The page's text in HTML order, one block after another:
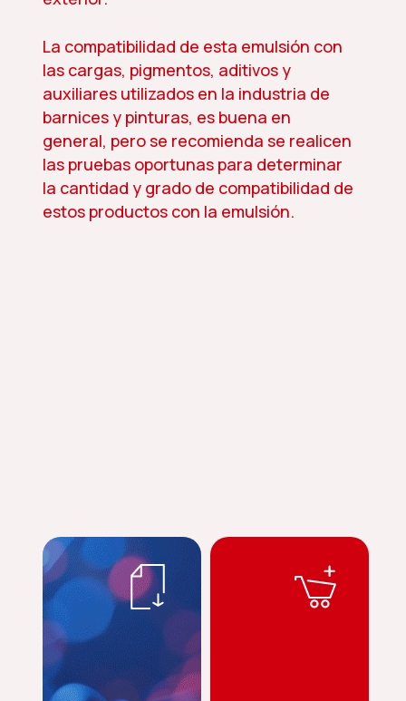
La compatibilidad de esta emulsión con
las cargas, pigmentos, aditivos y
auxiliares utilizados en la industria de
barnices y pinturas, es buena en
general, pero se recomienda se realicen
las pruebas oportunas para determinar
la cantidad y grado de compatibilidad de
estos productos con la emulsión.